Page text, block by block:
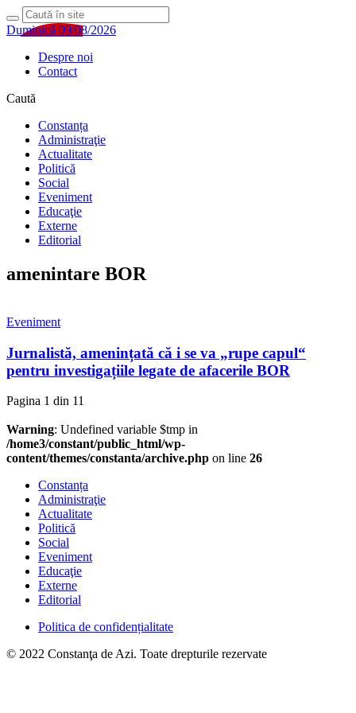
Duminică 09/08/2026
Despre noi
Contact
Caută
Constanța
Administraţie
Actualitate
Politică
Social
Eveniment
Educaţie
Externe
Editorial
amenintare BOR
Eveniment
Jurnalistă, amenințată că i se va „rupe capul“
pentru investigațiile legate de afacerile BOR
Pagina 1 din 11
Warning: Undefined variable $tmp in
/home3/constant/public_html/wp-
content/themes/constanta/archive.php on line 26
Constanța
Administraţie
Actualitate
Politică
Social
Eveniment
Educaţie
Externe
Editorial
Politica de confidențialitate
© 2022 Constanţa de Azi. Toate drepturile rezervate